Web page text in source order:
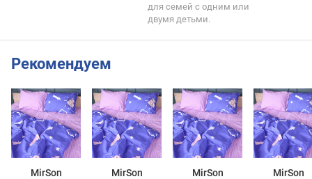
для семей с одним или
двумя детьми.
Рекомендуем
MirSon
MirSon
MirSon
MirSon